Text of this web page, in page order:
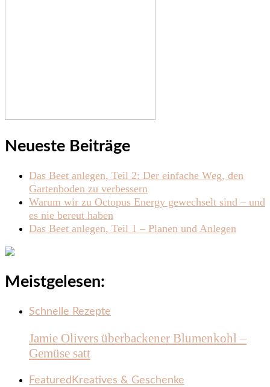
Neueste Beiträge
Das Beet anlegen, Teil 2: Der einfache Weg, den
Gartenboden zu verbessern
Warum wir zu Octopus Energy gewechselt sind – und
es nie bereut haben
Das Beet anlegen, Teil 1 – Planen und Anlegen
Meistgelesen:
Schnelle Rezepte
Jamie Olivers überbackener Blumenkohl –
Gemüse satt
Featured Kreatives & Geschenke